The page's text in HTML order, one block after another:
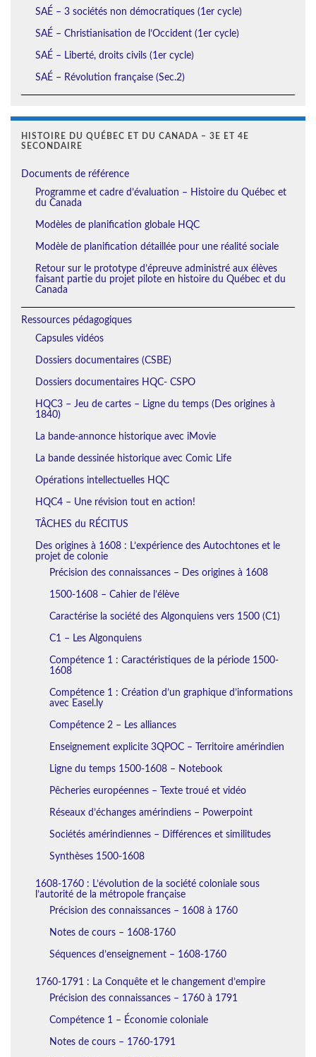
SAÉ – 3 sociétés non démocratiques (1er cycle)
SAÉ – Christianisation de l’Occident (1er cycle)
SAÉ – Liberté, droits civils (1er cycle)
SAÉ – Révolution française (Sec.2)
HISTOIRE DU QUÉBEC ET DU CANADA – 3E ET 4E
SECONDAIRE
Documents de référence
Programme et cadre d’évaluation – Histoire du Québec et
du Canada
Modèles de planification globale HQC
Modèle de planification détaillée pour une réalité sociale
Retour sur le prototype d’épreuve administré aux élèves
faisant partie du projet pilote en histoire du Québec et du
Canada
Ressources pédagogiques
Capsules vidéos
Dossiers documentaires (CSBE)
Dossiers documentaires HQC- CSPO
HQC3 – Jeu de cartes – Ligne du temps (Des origines à
1840)
La bande-annonce historique avec iMovie
La bande dessinée historique avec Comic Life
Opérations intellectuelles HQC
HQC4 – Une révision tout en action!
TÂCHES du RÉCITUS
Des origines à 1608 : L’expérience des Autochtones et le
projet de colonie
Précision des connaissances – Des origines à 1608
1500-1608 – Cahier de l’élève
Caractérise la société des Algonquiens vers 1500 (C1)
C1 – Les Algonquiens
Compétence 1 : Caractéristiques de la période 1500-
1608
Compétence 1 : Création d’un graphique d’informations
avec Easel.ly
Compétence 2 – Les alliances
Enseignement explicite 3QPOC – Territoire amérindien
Ligne du temps 1500-1608 – Notebook
Pêcheries européennes – Texte troué et vidéo
Réseaux d’échanges amérindiens – Powerpoint
Sociétés amérindiennes – Différences et similitudes
Synthèses 1500-1608
1608-1760 : L’évolution de la société coloniale sous
l’autorité de la métropole française
Précision des connaissances – 1608 à 1760
Notes de cours – 1608-1760
Séquences d’enseignement – 1608-1760
1760-1791 : La Conquête et le changement d’empire
Précision des connaissances – 1760 à 1791
Compétence 1 – Économie coloniale
Notes de cours – 1760-1791